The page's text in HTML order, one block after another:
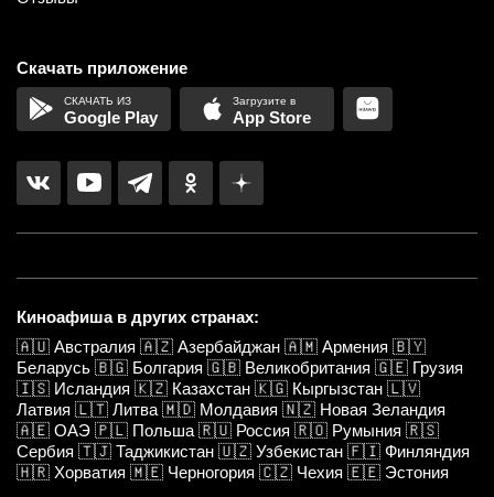
Скачать приложение
Google Play App Store
Киноафиша в других странах:
🇦🇺 Австралия 🇦🇿 Азербайджан 🇦🇲 Армения 🇧🇾
Беларусь 🇧🇬 Болгария 🇬🇧 Великобритания 🇬🇪 Грузия
🇮🇸 Исландия 🇰🇿 Казахстан 🇰🇬 Кыргызстан 🇱🇻
Латвия 🇱🇹 Литва 🇲🇩 Молдавия 🇳🇿 Новая Зеландия
🇦🇪 ОАЭ 🇵🇱 Польша 🇷🇺 Россия 🇷🇴 Румыния 🇷🇸
Сербия 🇹🇯 Таджикистан 🇺🇿 Узбекистан 🇫🇮 Финляндия
🇭🇷 Хорватия 🇲🇪 Черногория 🇨🇿 Чехия 🇪🇪 Эстония